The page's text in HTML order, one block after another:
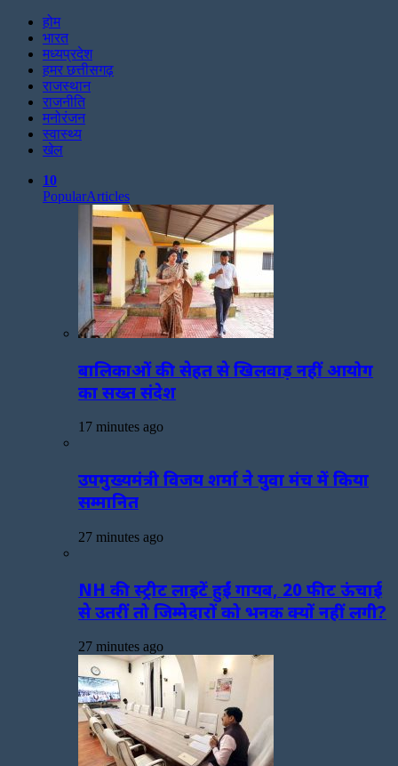
होम
भारत
मध्यप्रदेश
हमर छत्तीसगढ़
राजस्थान
राजनीति
मनोरंजन
स्वास्थ्य
खेल
10
PopularArticles
बालिकाओं की सेहत से खिलवाड़ नहीं आयोग
का सख्त संदेश
17 minutes ago
उपमुख्यमंत्री विजय शर्मा ने युवा मंच में किया
सम्मानित
27 minutes ago
NH की स्ट्रीट लाइटें हुईं गायब, 20 फीट ऊंचाई
से उतरीं तो जिम्मेदारों को भनक क्यों नहीं लगी?
27 minutes ago